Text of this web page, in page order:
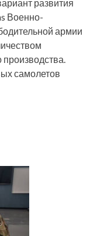
развития
Военно-
армии
самолетов